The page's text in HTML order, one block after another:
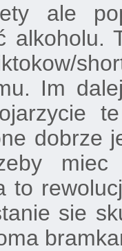
ale
alkoholu.
Im
dobrze
to
sie